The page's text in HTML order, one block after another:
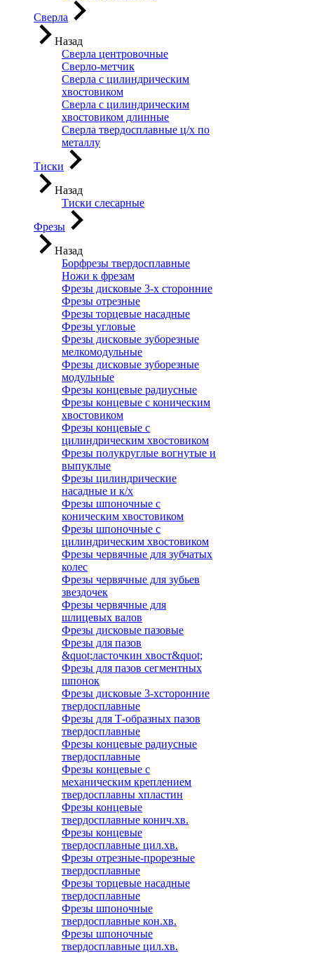
Сверла
Назад
Сверла центровочные
Сверло-метчик
Сверла с цилиндрическим
хвостовиком
Сверла с цилиндрическим
хвостовиком длинные
Сверла твердосплавные ц/х по
металлу
Тиски
Назад
Тиски слесарные
Фрезы
Назад
Борфрезы твердосплавные
Ножи к фрезам
Фрезы дисковые 3-х сторонние
Фрезы отрезные
Фрезы торцевые насадные
Фрезы угловые
Фрезы дисковые зуборезные
мелкомодульные
Фрезы дисковые зуборезные
модульные
Фрезы концевые радиусные
Фрезы концевые с коническим
хвостовиком
Фрезы концевые с
цилиндрическим хвостовиком
Фрезы полукруглые вогнутые и
выпуклые
Фрезы цилиндрические
насадные и к/х
Фрезы шпоночные с
коническим хвостовиком
Фрезы шпоночные с
цилиндрическим хвостовиком
Фрезы червячные для зубчатых
колес
Фрезы червячные для зубьев
звездочек
Фрезы червячные для
шлицевых валов
Фрезы дисковые пазовые
Фрезы для пазов
&quot;ласточкин хвост&quot;
Фрезы для пазов сегментных
шпонок
Фрезы дисковые 3-хсторонние
твердосплавные
Фрезы для Т-образных пазов
твердосплавные
Фрезы концевые радиусные
твердосплавные
Фрезы концевые с
механическим креплением
твердосплавны хпластин
Фрезы концевые
твердосплавные конич.хв.
Фрезы концевые
твердосплавные цил.хв.
Фрезы отрезные-прорезные
твердосплавные
Фрезы торцевые насадные
твердосплавные
Фрезы шпоночные
твердосплавные кон.хв.
Фрезы шпоночные
твердосплавные цил.хв.